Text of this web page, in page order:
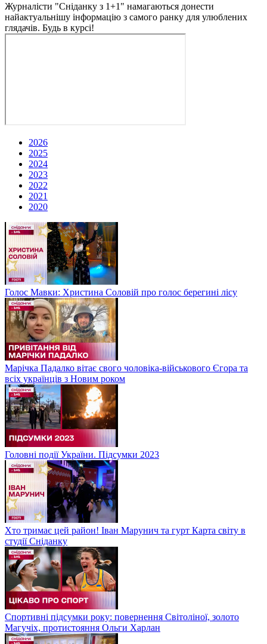
Журналісти "Сніданку з 1+1" намагаються донести
найактуальнішу інформацію з самого ранку для улюблених
глядачів. Будь в курсі!
2026
2025
2024
2023
2022
2021
2020
Голос Мавки: Христина Соловій про голос берегині лісу
Марічка Падалко вітає свого чоловіка-військового Єгора та
всіх українців з Новим роком
Головні події України. Підсумки 2023
Хто тримає цей район! Іван Марунич та гурт Карта світу в
студії Сніданку
Спортивні підсумки року: повернення Світоліної, золото
Магучіх, протистояння Ольги Харлан